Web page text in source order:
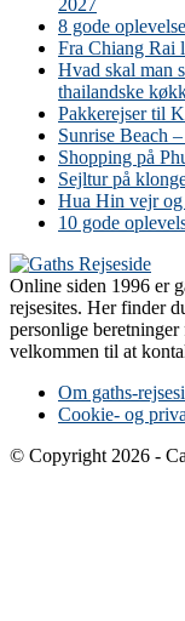
8 gode
Fra Chiang Rai
Hvad skal man
thailandske
Pakkerejser til
Sunrise Beach
Shopping på
Sejltur på
Hua Hin vejr og
10 gode
Online siden 1996 er
rejsesites. Her finder
personlige
velkommen til at
Om gaths-
Cookie- og
© Copyright 2026 -